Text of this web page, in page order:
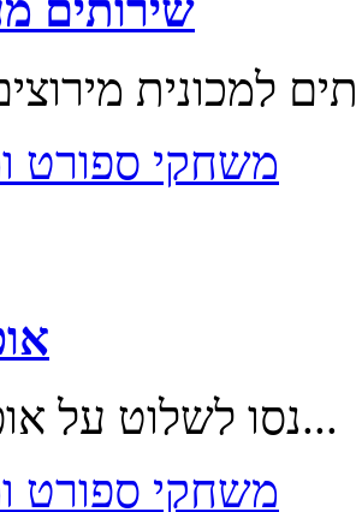
שירותים
משחקי ספורט
נסו לשלוט על אופנוע ים...
משחקי ספורט